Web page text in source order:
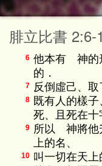
腓立比書 2:6-
6 他本有 神的
的．
7 反倒虛己、取
8 既有人的樣
死、且死在十
9 所以 神將他
上的名、
10 叫一切在天